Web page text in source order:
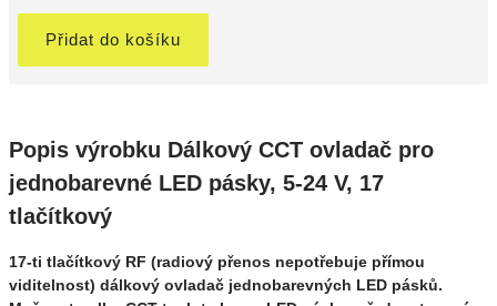
Přidat do košíku
Popis výrobku Dálkový CCT ovladač pro
jednobarevné LED pásky, 5-24 V, 17
tlačítkový
17-ti tlačítkový RF (radiový přenos nepotřebuje přímou
viditelnost) dálkový ovladač jednobarevných LED pásků.